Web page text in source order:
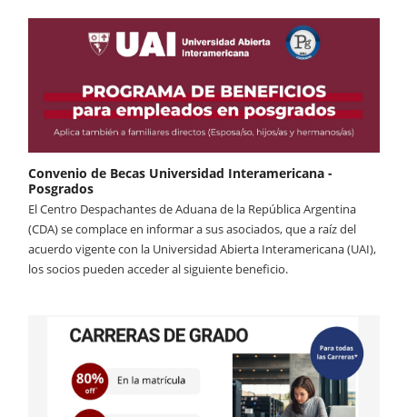
Convenio de Becas Universidad Interamericana -
Posgrados
El Centro Despachantes de Aduana de la República Argentina
(CDA) se complace en informar a sus asociados, que a raíz del
acuerdo vigente con la Universidad Abierta Interamericana (UAI),
los socios pueden acceder al siguiente beneficio.